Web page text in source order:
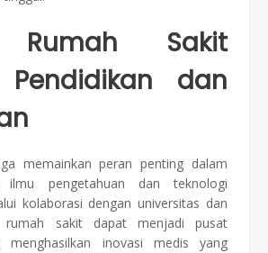
Rumah Sakit
dan
memainkan peran penting dalam
ilmu pengetahuan dan teknologi
kolaborasi dengan universitas dan
rumah sakit dapat menjadi pusat
menghasilkan inovasi medis yang